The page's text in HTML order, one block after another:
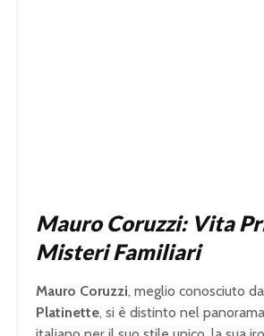
Mauro Coruzzi: Vita
Misteri Familiari
Mauro Coruzzi, meglio conosciuto
Platinette, si è distinto nel